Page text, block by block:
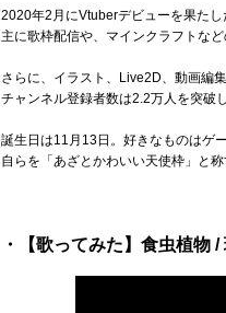
2020年2月にVtuberデビューを果た
主に歌枠配信や、マインクラフトな
さらに、イラスト、Live2D、動画編
チャンネル登録者数は2.2万人を突破
誕生日は11月13日。好きなものはゲ
自らを「あざとかわいい天使枠」と
・【歌ってみた】食虫植物